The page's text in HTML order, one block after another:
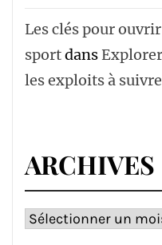
Les clés pour
sportdans
les exploits à
ARCHIVES
Archives